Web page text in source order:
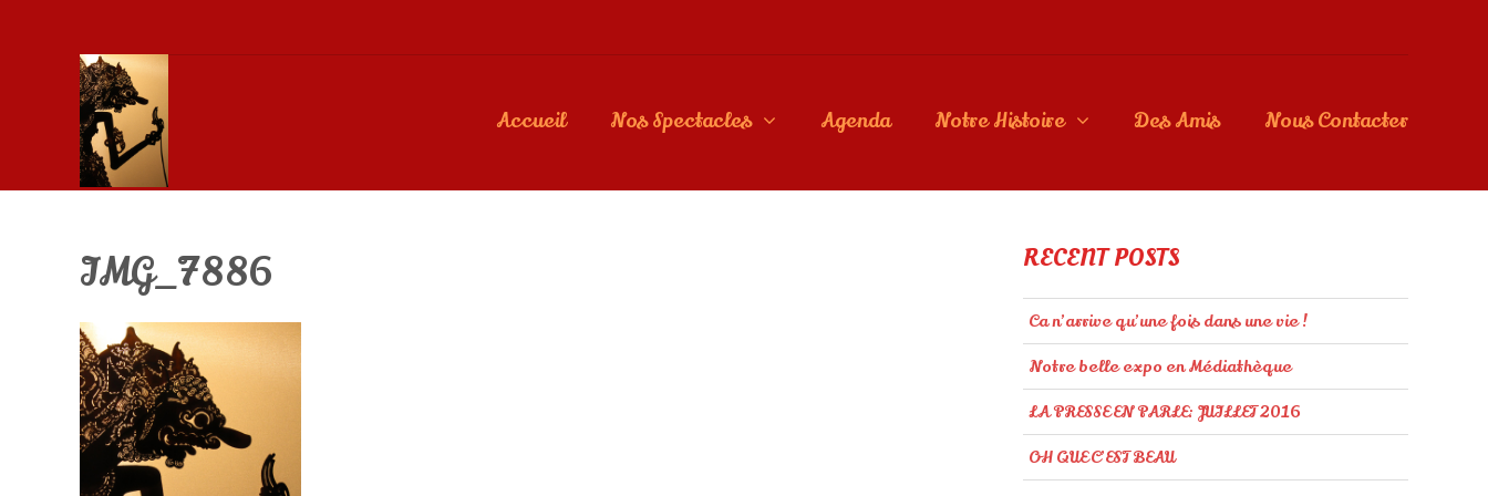
Accueil Nos Spectacles Agenda Notre Histoire Des Amis Nous Contacter
IMG_7886 RECENT POSTS
Ca n’arrive qu’une fois dans une vie !
Notre belle expo en Médiathèque
LA PRESSE EN PARLE: JUILLET 2016
OH QUE C’EST BEAU